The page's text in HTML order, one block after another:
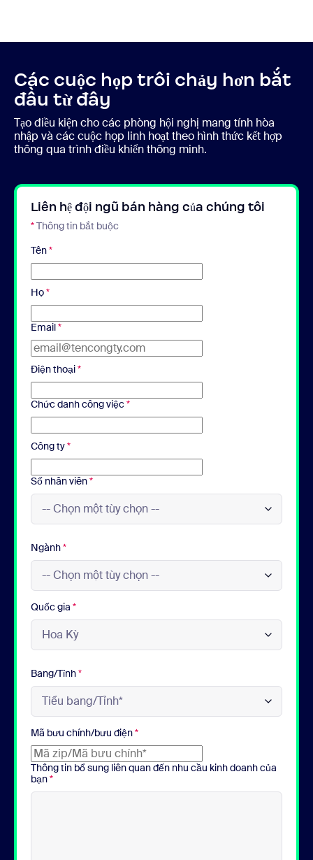
Các cuộc họp trôi chảy hơn bắt
đầu từ đây
Tạo điều kiện cho các phòng hội nghị mang tính hòa
nhập và các cuộc họp linh hoạt theo hình thức kết hợp
thông qua trình điều khiển thông minh.
Liên hệ đội ngũ bán hàng của chúng tôi
*Thông tin bắt buộc
Tên*
Họ*
Email*
Điện thoại*
Chức danh công việc*
Công ty*
Số nhân viên*
Ngành*
Quốc gia *
Bang/Tỉnh*
Mã bưu chính/bưu điện*
Thông tin bổ sung liên quan đến nhu cầu kinh doanh của
bạn*